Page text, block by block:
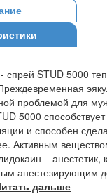
спрей STUD 5000
проблемой для
5000
и способен
Активным
– анестетик,
анестезирующим
дальше